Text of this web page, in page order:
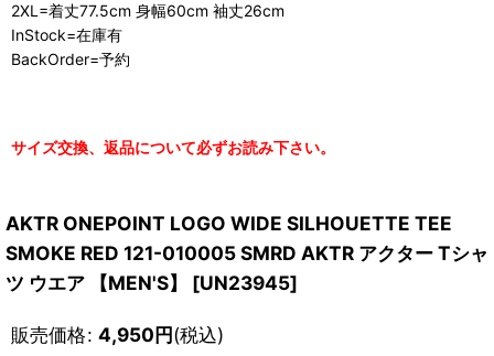
2XL=着丈77.5cm 身幅60cm 袖丈26cm
InStock=在庫有
BackOrder=予約
サイズ交換、返品について必ずお読み下さい。
AKTR ONEPOINT LOGO WIDE SILHOUETTE TEE
SMOKE RED 121-010005 SMRD AKTR アクター Tシャ
ツ ウエア 【MEN'S】
[UN23945]
販売価格: 4,950円(税込)